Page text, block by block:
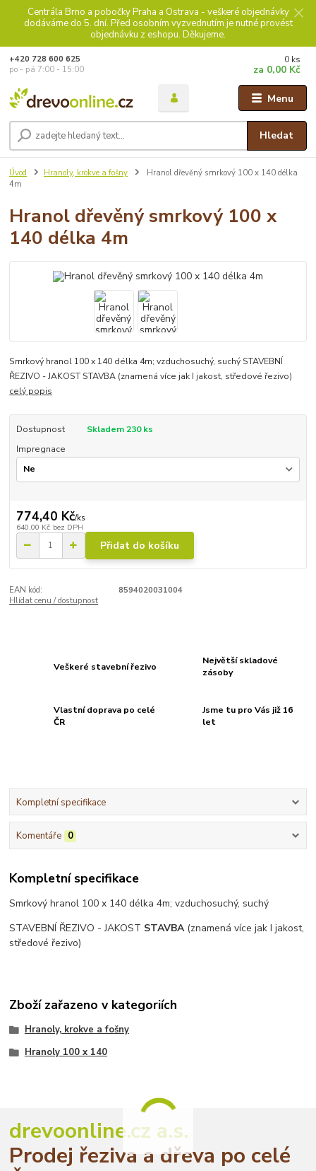
Centrála Brno a pobočky Praha a Ostrava - veškeré objednávky
dodáváme do 5. dní. Před osobním vyzvednutím je nutné provést
objednávku z eshopu. Děkujeme.
Menu
Hledat
+420 728 600 625
po - pá 7:00 - 15:00
0 ks
za 0,00 Kč
Úvod Hranoly, krokve a fošny
Hranol dřevěný smrkový 100 x 140 délka
4m
Hranol dřevěný smrkový 100 x
140 délka 4m
Smrkový hranol 100 x 140 délka 4m; vzduchosuchý, suchý STAVEBNÍ
ŘEZIVO - JAKOST STAVBA (znamená více jak I jakost, středové řezivo)
celý popis
Dostupnost
Skladem 230 ks
Impregnace
774,40 Kč/ks
640,00 Kč bez DPH
Přidat do košíku
EAN kód:
8594020031004
Hlídat cenu / dostupnost
Veškeré stavební řezivo
Největší skladové
zásoby
Vlastní doprava po celé
ČR
Jsme tu pro Vás již 16
let
Kompletní specifikace
Komentáře 0
Kompletní specifikace
Smrkový hranol 100 x 140 délka 4m;vzduchosuchý, suchý
STAVEBNÍ ŘEZIVO - JAKOST STAVBA (znamená více jak I jakost,
středové řezivo)
Zboží zařazeno v kategoriích
Hranoly, krokve a fošny
Hranoly 100 x 140
drevoonline.cz a.s.
Prodej řeziva a dřeva po celé